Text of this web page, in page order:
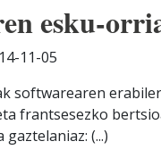
esku-
11-05
softwarearen
frantsesezko
(...)